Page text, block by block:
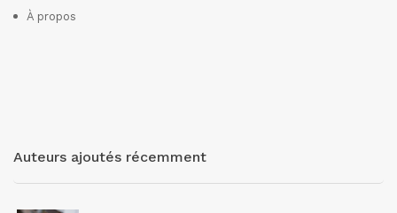
À propos
Auteurs ajoutés récemment